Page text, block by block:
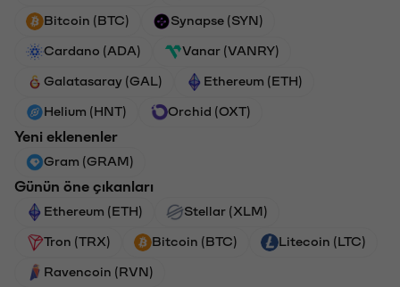
Bitcoin (BTC) Synapse (SYN)
Cardano (ADA) Vanar (VANRY)
Galatasaray (GAL) Ethereum (ETH)
Helium (HNT) Orchid (OXT)
Yeni eklenenler
Gram (GRAM)
Günün öne çıkanları
Ethereum (ETH) Stellar (XLM)
Tron (TRX) Bitcoin (BTC) Litecoin (LTC)
Ravencoin (RVN)